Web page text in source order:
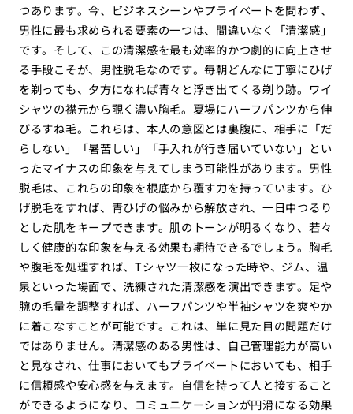
つあります。今、ビジネスシーンやプライベートを問わず、
男性に最も求められる要素の一つは、間違いなく「清潔感」
です。そして、この清潔感を最も効率的かつ劇的に向上させ
る手段こそが、男性脱毛なのです。毎朝どんなに丁寧にひげ
を剃っても、夕方になれば青々と浮き出てくる剃り跡。ワイ
シャツの襟元から覗く濃い胸毛。夏場にハーフパンツから伸
びるすね毛。これらは、本人の意図とは裏腹に、相手に「だ
らしない」「暑苦しい」「手入れが行き届いていない」とい
ったマイナスの印象を与えてしまう可能性があります。男性
脱毛は、これらの印象を根底から覆す力を持っています。ひ
げ脱毛をすれば、青ひげの悩みから解放され、一日中つるり
とした肌をキープできます。肌のトーンが明るくなり、若々
しく健康的な印象を与える効果も期待できるでしょう。胸毛
や腹毛を処理すれば、Tシャツ一枚になった時や、ジム、温
泉といった場面で、洗練された清潔感を演出できます。足や
腕の毛量を調整すれば、ハーフパンツや半袖シャツを爽やか
に着こなすことが可能です。これは、単に見た目の問題だけ
ではありません。清潔感のある男性は、自己管理能力が高い
と見なされ、仕事においてもプライベートにおいても、相手
に信頼感や安心感を与えます。自信を持って人と接すること
ができるようになり、コミュニケーションが円滑になる効果